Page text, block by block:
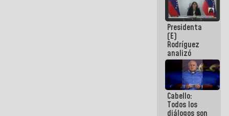
acuerdan
primer
encuentro
presencial
para el
diálogo
Presidenta
(E)
Rodríguez
analizó
junto a
gobernadores
planes de
recuperación
del Sistema
Eléctrico
Cabello:
Todos los
diálogos son